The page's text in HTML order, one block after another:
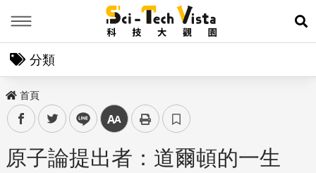
展
分類
首頁
facebooktwitter line 中
原子論提出者：道爾頓的一生